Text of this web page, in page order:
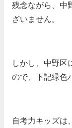
残念ながら、中
ざいません。
しかし、中野区
ので、下記緑色
自考力キッズは、